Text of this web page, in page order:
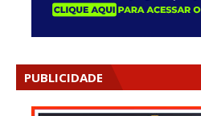
PUBLICIDADE